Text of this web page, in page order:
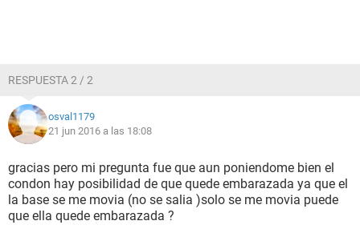
RESPUESTA 2 / 2
osval1179
21 jun 2016 a las 18:08
gracias pero mi pregunta fue que aun poniendome bien el
condon hay posibilidad de que quede embarazada ya que el
la base se me movia (no se salia )solo se me movia puede
que ella quede embarazada ?